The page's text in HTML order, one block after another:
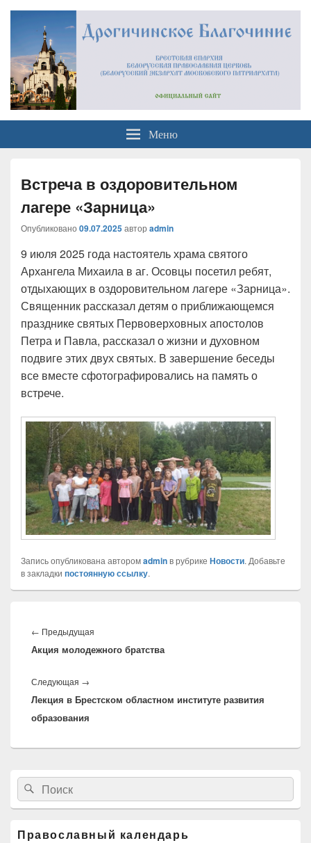
Официальный сайт
Дрогичинского благочиния
Меню
Встреча в оздоровительном
лагере «Зарница»
Опубликовано 09.07.2025автор admin
9 июля 2025 года настоятель храма святого
Архангела Михаила в аг. Осовцы посетил ребят,
отдыхающих в оздоровительном лагере «Зарница».
Священник рассказал детям о приближающемся
празднике святых Первоверховных апостолов
Петра и Павла, рассказал о жизни и духовном
подвиге этих двух святых. В завершение беседы
все вместе сфотографировались на память о
встрече.
Запись опубликована авторомadminв рубрике Новости. Добавьте
в закладки постоянную ссылку.
по
записям
← Предыдущая
запись:
Акция молодежного братства
Следующая →
запись:
Лекция в Брестском областном институте развития
образования
Область
основной
боковой
панели
Найти:Поиск
Православный календарь